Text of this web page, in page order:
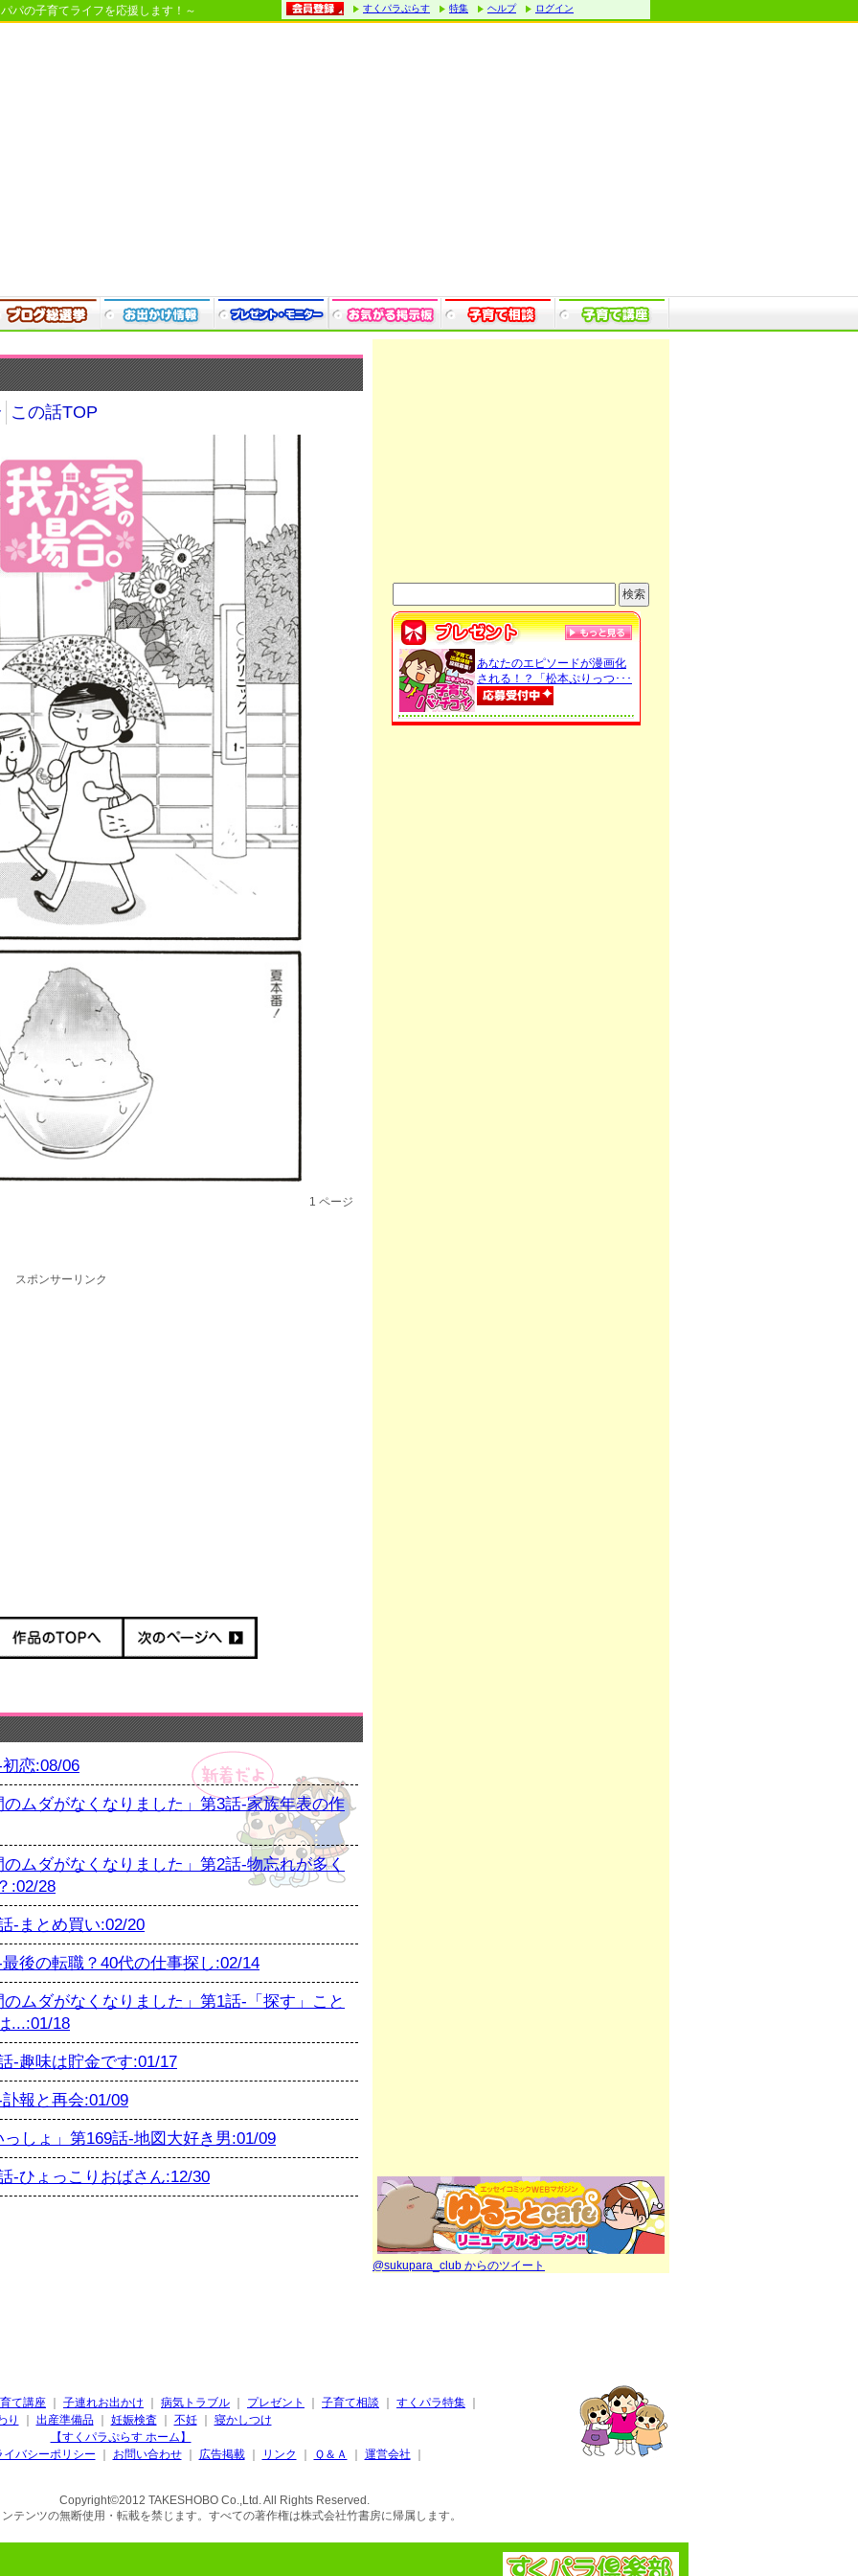
パの子育てライフを応援します！～ すくパラぷらす 特集 ヘルプ ログイン
この話TOP
1 ページ
スポンサーリンク
恋:08/06
ムダがなくなりました」第3話-家族年表の作
ムダがなくなりました」第2話-物忘れが多く
:02/28
-まとめ買い:02/20
後の転職？40代の仕事探し:02/14
ムダがなくなりました」第1話-「探す」こと
...:01/18
-趣味は貯金です:01/17
報と再会:01/09
しょ」第169話-地図大好き男:01/09
-ひょっこりおばさん:12/30
あなたのエピソードが漫画化
される！？「松本ぷりっつ･･･
@sukupara_club からのツイート
て講座 子連れお出かけ 病気トラブル プレゼント 子育て相談 すくパラ特集
り
出産準備品 妊娠検査 不妊
寝かしつけ
【すくパラぷらす ホーム】
イバシーポリシー
お問い合わせ 広告掲載 リンク Ｑ＆Ａ 運営会社
Copyright©2012 TAKESHOBO Co.,Ltd. All Rights Reserved.
テンツの無断使用・転載を禁じます。すべての著作権は株式会社竹書房に帰属します。